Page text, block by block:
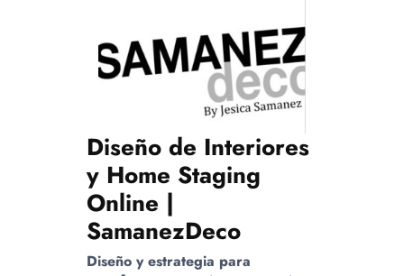
Diseño de Interiores
y Home Staging
Online |
SamanezDeco
Diseño y estrategia para